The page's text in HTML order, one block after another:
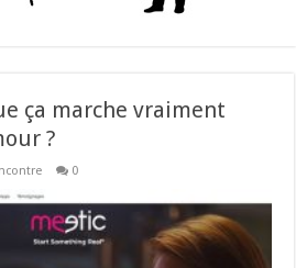
ça marche vraiment
?
0